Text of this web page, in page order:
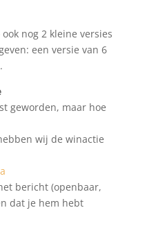
nog 2 kleine versies
een versie van 6
geworden, maar hoe
wij de winactie
bericht (openbaar,
dat je hem hebt